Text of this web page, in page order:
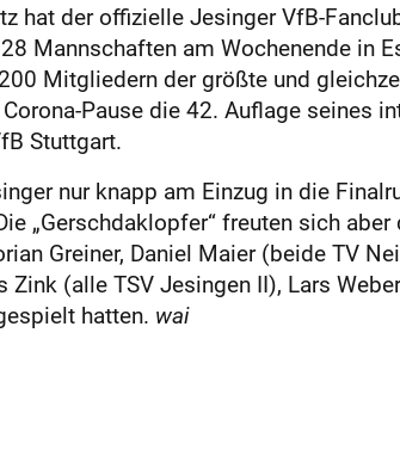
hat der offizielle Jesinger VfB-
Mannschaften am Wochenende in
Mitgliedern der größte und
Pause die 42. Auflage seines
Stuttgart.
nur knapp am Einzug in die
„Gerschdaklopfer“ freuten sich
Greiner, Daniel Maier (beide TV
(alle TSV Jesingen II), Lars
hatten. wai